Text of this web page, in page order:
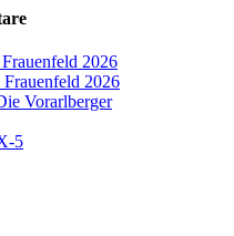
2026
2026
Vorarlberger
5